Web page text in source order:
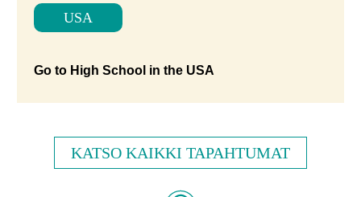
USA
Go to High School in the USA
KATSO KAIKKI TAPAHTUMAT